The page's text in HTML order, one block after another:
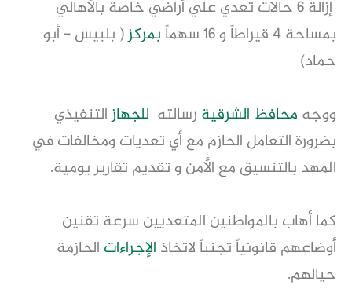
بمساحة ٤ قيراطاً و ١٦ سهماً
بمركز
حماد)
ووجه محافظ الشرقية رسالته للجهاز
المهد بالتنسيق مع الأمن و تقديم تقارير يومية.
أوضاعهم قانونياً تجنباً لاتخاذ الإجراءات
حيالهم.